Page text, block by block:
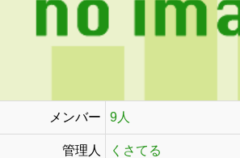
メンバー 9人
管理人 くさてる